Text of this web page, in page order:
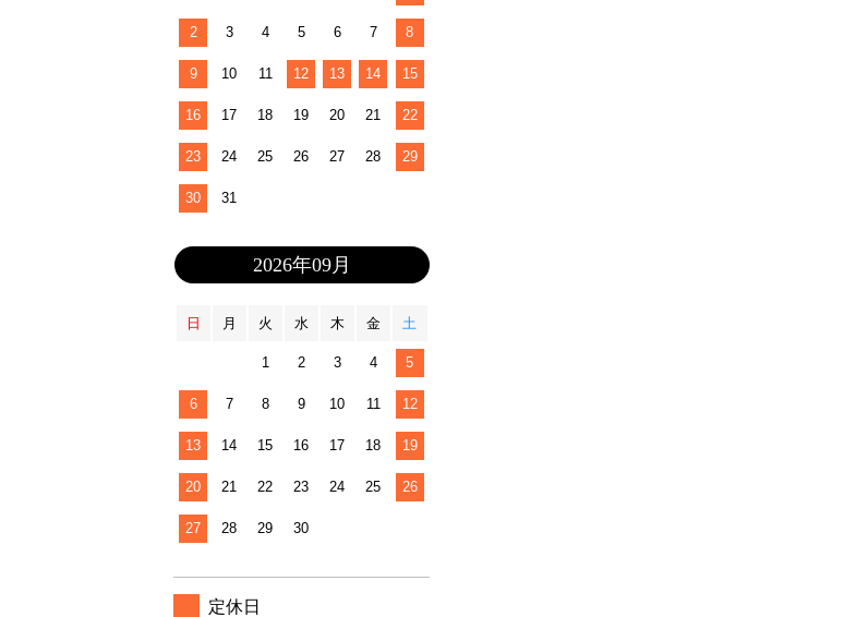
2 3 4 5 6 7 8
9 10 11 12 13 14 15
16 17 18 19 20 21 22
23 24 25 26 27 28 29
30 31
2026年09月
日 月 火 水 木 金 土
1 2 3 4 5
6 7 8 9 10 11 12
13 14 15 16 17 18 19
20 21 22 23 24 25 26
27 28 29 30
定休日